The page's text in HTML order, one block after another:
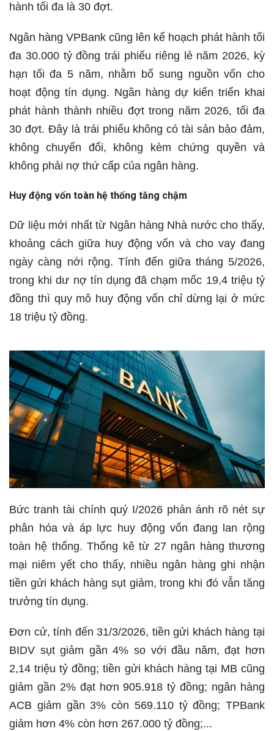
hành tối đa là 30 đợt.
Ngân hàng VPBank cũng lên kế hoạch phát hành tối
đa 30.000 tỷ đồng trái phiếu riêng lẻ năm 2026, kỳ
hạn tối đa 5 năm, nhằm bổ sung nguồn vốn cho
hoạt động tín dụng. Ngân hàng dự kiến triển khai
phát hành thành nhiều đợt trong năm 2026, tối đa
30 đợt. Đây là trái phiếu không có tài sản bảo đảm,
không chuyển đổi, không kèm chứng quyền và
không phải nợ thứ cấp của ngân hàng.
Huy động vốn toàn hệ thống tăng chậm
Dữ liệu mới nhất từ Ngân hàng Nhà nước cho thấy,
khoảng cách giữa huy động vốn và cho vay đang
ngày càng nới rộng. Tính đến giữa tháng 5/2026,
trong khi dư nợ tín dụng đã chạm mốc 19,4 triệu tỷ
đồng thì quy mô huy động vốn chỉ dừng lại ở mức
18 triệu tỷ đồng.
Bức tranh tài chính quý I/2026 phản ánh rõ nét sự
phân hóa và áp lực huy động vốn đang lan rộng
toàn hệ thống. Thống kê từ 27 ngân hàng thương
mại niêm yết cho thấy, nhiều ngân hàng ghi nhận
tiền gửi khách hàng sụt giảm, trong khi đó vẫn tăng
trưởng tín dụng.
Đơn cử, tính đến 31/3/2026, tiền gửi khách hàng tại
BIDV sụt giảm gần 4% so với đầu năm, đạt hơn
2,14 triệu tỷ đồng; tiền gửi khách hàng tại MB cũng
giảm gần 2% đạt hơn 905.918 tỷ đồng; ngân hàng
ACB giảm gần 3% còn 569.110 tỷ đồng; TPBank
giảm hơn 4% còn hơn 267.000 tỷ đồng;...